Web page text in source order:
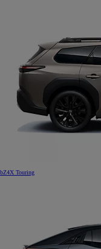
bZ4X Touring